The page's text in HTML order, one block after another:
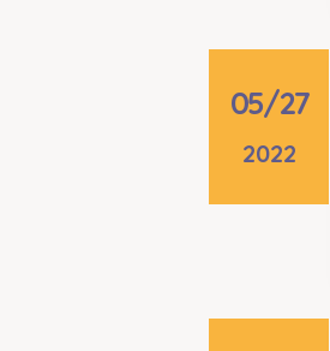
05/27
2022